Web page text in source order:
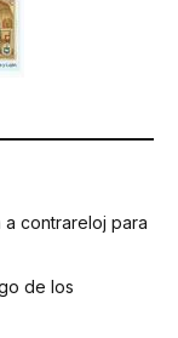
a contrareloj para
de los